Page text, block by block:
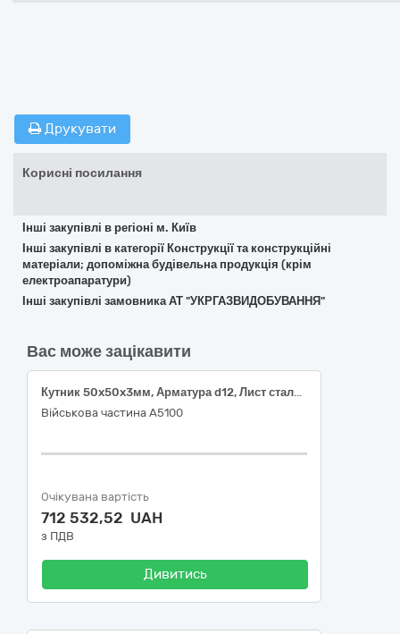
Друкувати
Корисні посилання
Інші закупівлі в регіоні м. Київ
Інші закупівлі в категорії Конструкції та конструкційні
матеріали; допоміжна будівельна продукція (крім
електроапаратури)
Інші закупівлі замовника АТ "УКРГАЗВИДОБУВАННЯ"
Вас може зацікавити
Кутник 50x50x3мм, Арматура d12, Лист сталевий холоднокатаний 1.5мм 1000×2000мм, Лист сталевий холоднокатаний 0.8мм 1000×2000мм, швелер 14П, труба профільна 25х25х2мм, труба профільна 40х25х2мм, труба профільна 80х40х2мм
Військова частина А5100
Очікувана вартість
712 532,52 UAH
з ПДВ
Дивитись